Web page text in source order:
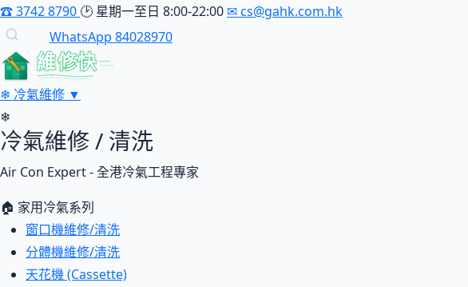
☎3742 8790 🕑 星期一至日 8:00-22:00 ✉cs@gahk.com.hk
WhatsApp 84028970
維修快
❄ 冷氣維修 ▼
❄
冷氣維修 / 清洗
Air Con Expert - 全港冷氣工程專家
🏠 家用冷氣系列
窗口機維修/清洗
分體機維修/清洗
天花機 (Cassette)